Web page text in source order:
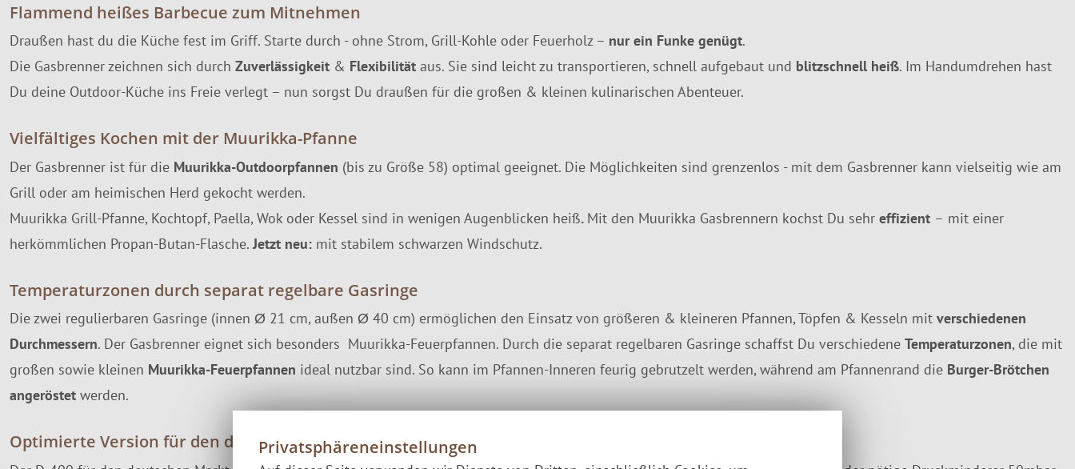
Flammend heißes Barbecue zum Mitnehmen
Draußen hast du die Küche fest im Griff. Starte durch - ohne Strom, Grill-Kohle oder Feuerholz – nur ein Funke genügt.
Die Gasbrenner zeichnen sich durch Zuverlässigkeit & Flexibilität aus. Sie sind leicht zu transportieren, schnell aufgebaut und blitzschnell heiß. Im Handumdrehen hast
Du deine Outdoor-Küche ins Freie verlegt – nun sorgst Du draußen für die großen & kleinen kulinarischen Abenteuer.
Vielfältiges Kochen mit der Muurikka-Pfanne
Der Gasbrenner ist für die Muurikka-Outdoorpfannen (bis zu Größe 58) optimal geeignet. Die Möglichkeiten sind grenzenlos - mit dem Gasbrenner kann vielseitig wie am
Grill oder am heimischen Herd gekocht werden.
Muurikka Grill-Pfanne, Kochtopf, Paella, Wok oder Kessel sind in wenigen Augenblicken heiß. Mit den Muurikka Gasbrennern kochst Du sehr effizient – mit einer
herkömmlichen Propan-Butan-Flasche.Jetzt neu: mit stabilem schwarzen Windschutz.
Temperaturzonen durch separat regelbare Gasringe
Die zwei regulierbaren Gasringe (innen Ø 21 cm, außen Ø 40 cm) ermöglichen den Einsatz von größeren & kleineren Pfannen, Töpfen & Kesseln mit verschiedenen
Durchmessern. Der Gasbrenner eignet sich besonders Muurikka-Feuerpfannen. Durch die separat regelbaren Gasringe schaffst Du verschiedene Temperaturzonen, die mit
großen sowie kleinen Muurikka-Feuerpfannen ideal nutzbar sind. So kann im Pfannen-Inneren feurig gebrutzelt werden, während am Pfannenrand die Burger-Brötchen
angeröstet werden.
Optimierte Version für den deutschen MarktPrivatsphäreneinstellungen